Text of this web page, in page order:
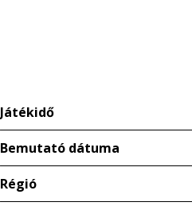
Játékidő
Bemutató dátuma
Régió